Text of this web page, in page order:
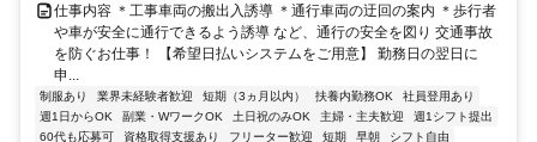
仕事内容 ＊工事車両の搬出入誘導 ＊通行車両の迂回の案内 ＊歩行者
や車が安全に通行できるよう誘導 など、通行の安全を図り 交通事故
を防ぐお仕事！ 【希望日払いシステムをご用意】 勤務日の翌日に
申...
制服あり 業界未経験者歓迎 短期（3ヵ月以内） 扶養内勤務OK
社員登用あり
週1日からOK
副業・WワークOK 土日祝のみOK 主婦・主夫歓迎
週1シフト提出
60代も応募可
資格取得支援あり フリーター歓迎 短期 早朝 シフト自由